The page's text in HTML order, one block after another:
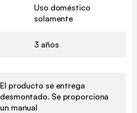
Uso doméstico
solamente
3 años
El producto se entrega
desmontado. Se proporciona
un manual